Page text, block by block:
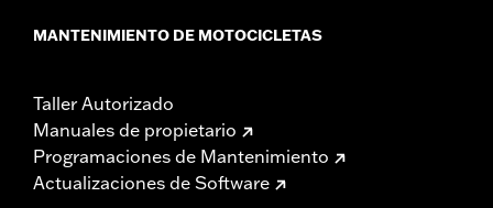
MANTENIMIENTO DE MOTOCICLETAS
Taller Autorizado
Manuales de propietario
Programaciones de Mantenimiento
Actualizaciones de Software